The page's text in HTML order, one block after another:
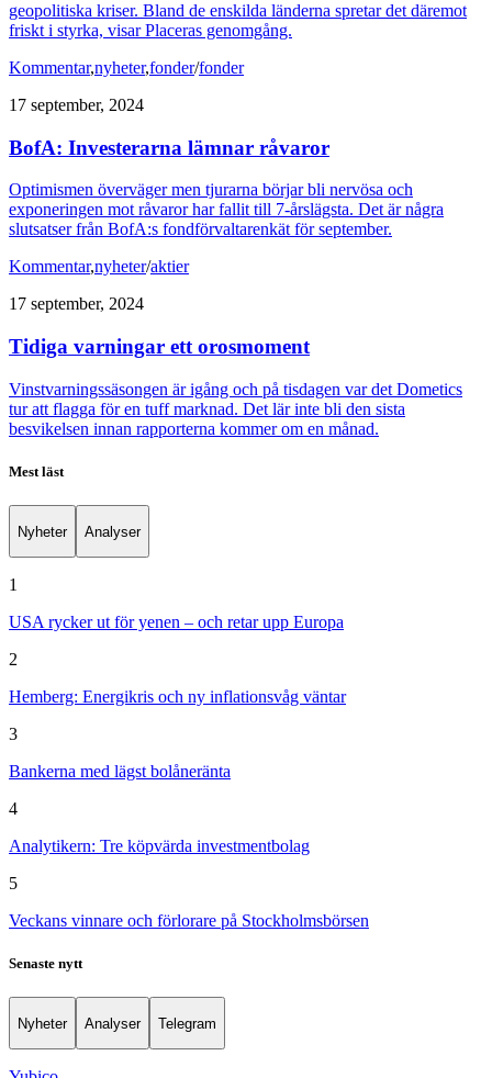
geopolitiska kriser. Bland de enskilda länderna spretar det däremot
friskt i styrka, visar Placeras genomgång.
Kommentar,nyheter,fonder/fonder
17 september, 2024
BofA: Investerarna lämnar råvaror
Optimismen överväger men tjurarna börjar bli nervösa och
exponeringen mot råvaror har fallit till 7-årslägsta. Det är några
slutsatser från BofA:s fondförvaltarenkät för september.
Kommentar,nyheter/aktier
17 september, 2024
Tidiga varningar ett orosmoment
Vinstvarningssäsongen är igång och på tisdagen var det Dometics
tur att flagga för en tuff marknad. Det lär inte bli den sista
besvikelsen innan rapporterna kommer om en månad.
Mest läst
Nyheter Analyser
1
USA rycker ut för yenen – och retar upp Europa
2
Hemberg: Energikris och ny inflationsvåg väntar
3
Bankerna med lägst bolåneränta
4
Analytikern: Tre köpvärda investmentbolag
5
Veckans vinnare och förlorare på Stockholmsbörsen
Senaste nytt
Nyheter Analyser Telegram